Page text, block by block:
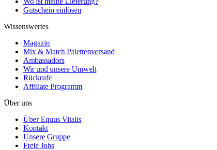
Gutschein einlösen
Wissenswertes
Magazin
Mix & Match Palettenversand
Ambassadors
Wir und unsere Umwelt
Rückrufe
Affiliate Programm
Über uns
Über Equus Vitalis
Kontakt
Unsere Gruppe
Freie Jobs